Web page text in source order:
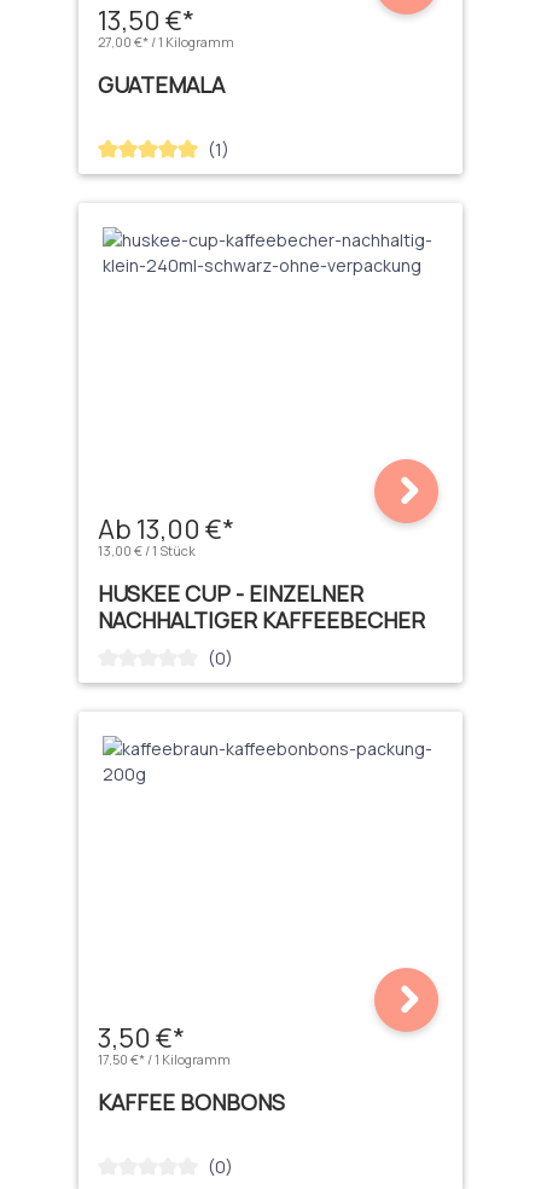
13,50 €*
27,00 €* / 1 Kilogramm
GUATEMALA
Durchschnittliche Bewertung von 5 von 5 Sternen
(1)
Ab 13,00 €*
13,00 € / 1 Stück
HUSKEE CUP - EINZELNER
NACHHALTIGER KAFFEEBECHER
Durchschnittliche Bewertung von 0 von 5 Sternen
(0)
3,50 €*
17,50 €* / 1 Kilogramm
KAFFEE BONBONS
Durchschnittliche Bewertung von 0 von 5 Sternen
(0)